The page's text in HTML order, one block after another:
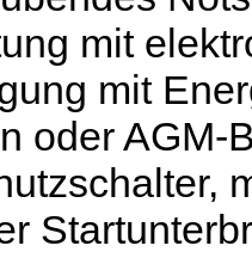
mit
mit
oder AGM-